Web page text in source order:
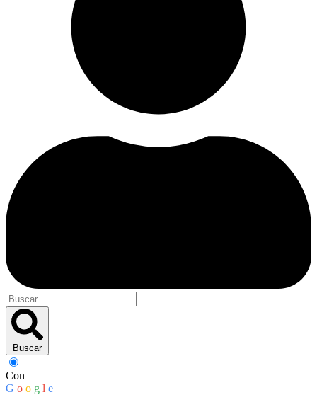
Buscar
Con
G o o g l e